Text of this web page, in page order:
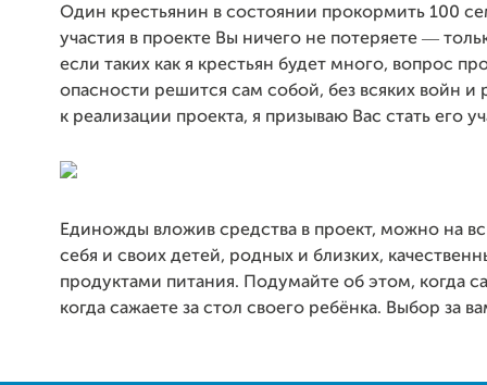
Один крестьянин в состоянии прокормить 100
участия в проекте Вы ничего не потеряете ―
если таких как я крестьян будет много, вопрос
опасности решится сам собой, без всяких войн
к реализации проекта, я призываю Вас стать его
Единожды вложив средства в проект, можно на
себя и своих детей, родных и близких,
продуктами питания. Подумайте об этом, когда
когда сажаете за стол своего ребёнка. Выбор за